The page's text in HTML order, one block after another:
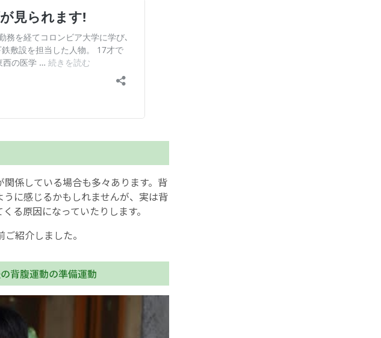
係している場合も多々あります。背
に感じるかもしれませんが、実は背
る原因になっていたりします。
紹介しました。
背腹運動の準備運動